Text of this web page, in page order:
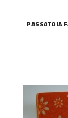
PASSATOIA